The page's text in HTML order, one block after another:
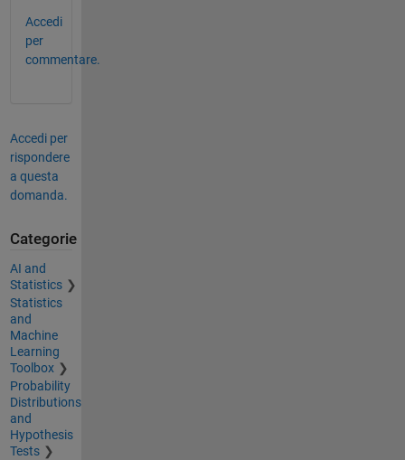
Accedi
per
commentare.
Accedi per
rispondere
a questa
domanda.
Categorie
AI and
Statistics
Statistics
and
Machine
Learning
Toolbox
Probability
Distributions
and
Hypothesis
Tests